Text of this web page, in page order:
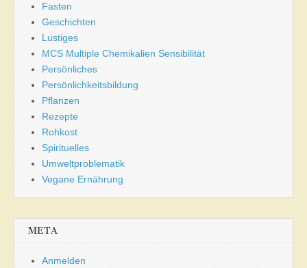
Fasten
Geschichten
Lustiges
MCS Multiple Chemikalien Sensibilität
Persönliches
Persönlichkeitsbildung
Pflanzen
Rezepte
Rohkost
Spirituelles
Umweltproblematik
Vegane Ernährung
META
Anmelden